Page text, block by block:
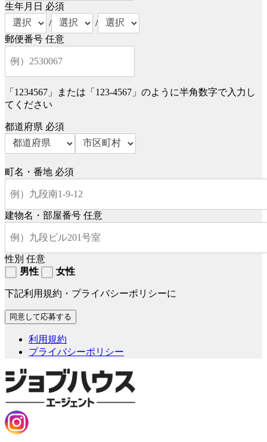
生年月日 必須
/
/
郵便番号 任意
「1234567」または「123-4567」のように半角数字で入力し
てください
都道府県 必須
町名・番地 必須
建物名・部屋番号 任意
性別 任意
男性
女性
下記利用規約・プライバシーポリシーに
利用規約
プライバシーポリシー